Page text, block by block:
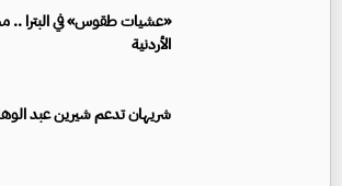
«عشيات طقوس» في البترا ..
الأردنية
شريهان تدعم شيرين عبد